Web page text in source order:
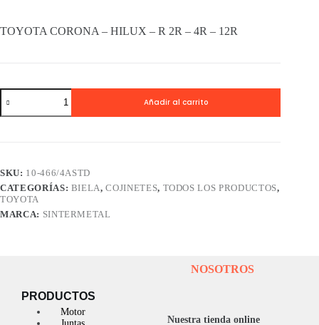
TOYOTA CORONA – HILUX – R 2R – 4R – 12R
Cojinetes
Biela
SINTERMETAL
-
R
2R
-
Añadir al carrito
SKU: 10-466/4ASTD
CATEGORÍAS: BIELA,COJINETES, TODOS LOS PRODUCTOS,
TOYOTA
MARCA: SINTERMETAL
PRODUCTOS
Motor
Juntas
NOSOTROS
Nuestra tienda online